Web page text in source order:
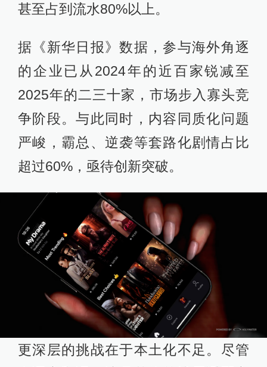
甚至占到流水80%以上。
据《新华日报》数据，参与海外角逐
的企业已从2024年的近百家锐减至
2025年的二三十家，市场步入寡头竞
争阶段。与此同时，内容同质化问题
严峻，霸总、逆袭等套路化剧情占比
超过60%，亟待创新突破。
更深层的挑战在于本土化不足。尽管